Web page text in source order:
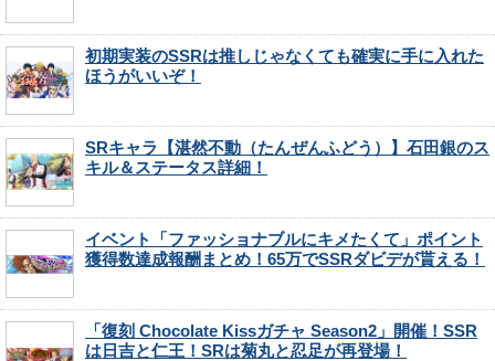
初期実装のSSRは推しじゃなくても確実に手に入れた
ほうがいいぞ！
SRキャラ【湛然不動（たんぜんふどう）】石田銀のス
キル＆ステータス詳細！
イベント「ファッショナブルにキメたくて」ポイント
獲得数達成報酬まとめ！65万でSSRダビデが貰える！
「復刻 Chocolate Kissガチャ Season2」開催！SSR
は日吉と仁王！SRは菊丸と忍足が再登場！